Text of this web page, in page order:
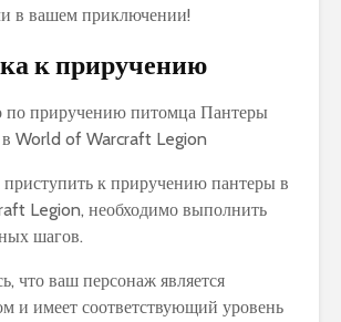
в вашем приключении!
к приручению
приступить к приручению пантеры в
Legion, необходимо выполнить
шагов.
что ваш персонаж является
и имеет соответствующий уровень